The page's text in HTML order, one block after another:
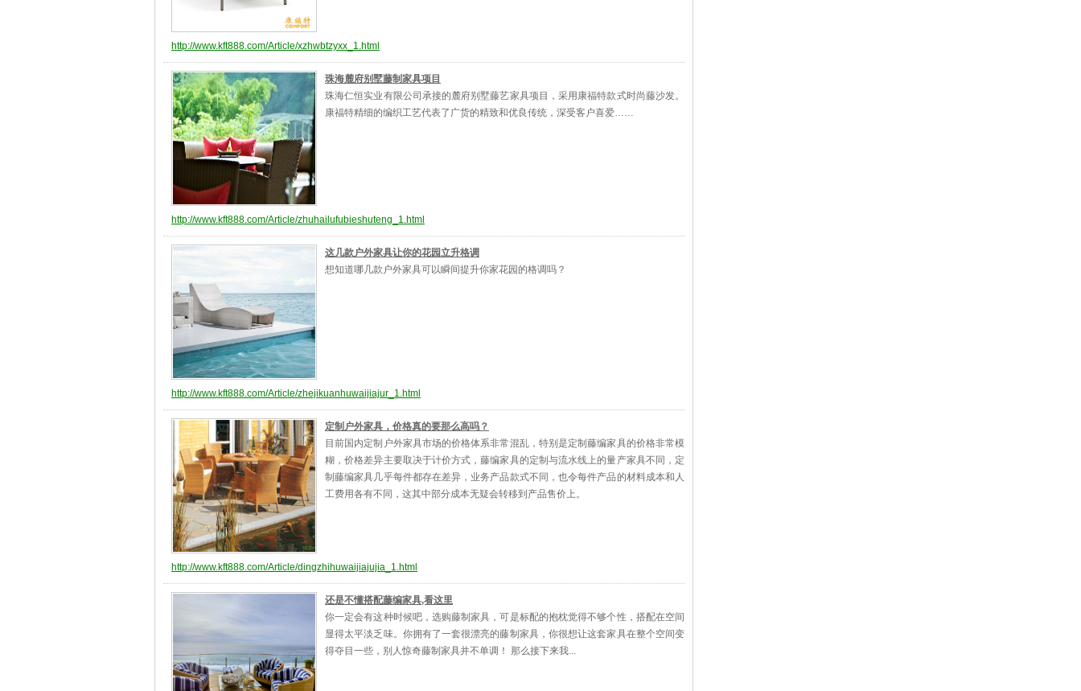
http://www.kft888.com/Article/xzhwbtzyxx_1.html
珠海麓府别墅藤制家具项目
珠海仁恒实业有限公司承接的麓府别墅藤艺家具项目，采用康福特款式时尚藤沙发。
康福特精细的编织工艺代表了广货的精致和优良传统，深受客户喜爱……
http://www.kft888.com/Article/zhuhailufubieshuteng_1.html
这几款户外家具让你的花园立升格调
想知道哪几款户外家具可以瞬间提升你家花园的格调吗？
http://www.kft888.com/Article/zhejikuanhuwaijiajur_1.html
定制户外家具，价格真的要那么高吗？
目前国内定制户外家具市场的价格体系非常混乱，特别是定制藤编家具的价格非常模
糊，价格差异主要取决于计价方式，藤编家具的定制与流水线上的量产家具不同，定
制藤编家具几乎每件都存在差异，业务产品款式不同，也令每件产品的材料成本和人
工费用各有不同，这其中部分成本无疑会转移到产品售价上。
http://www.kft888.com/Article/dingzhihuwaijiajujia_1.html
还是不懂搭配藤编家具,看这里
你一定会有这种时候吧，选购藤制家具，可是标配的抱枕觉得不够个性，搭配在空间
显得太平淡乏味。你拥有了一套很漂亮的藤制家具，你很想让这套家具在整个空间变
得夺目一些，别人惊奇藤制家具并不单调！ 那么接下来我...